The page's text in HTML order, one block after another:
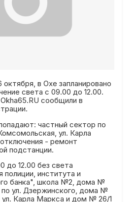
октября, в Охе запланировано
света с 09.00 до 12.00.
сообщили в
частный сектор по
ул. Карла
- ремонт
подстанции.
до 12.00 без света
полиции, института и
банка", школа №2, дома №
ул. Дзержинского, дома №
ул. Карла Маркса и дом № 26/1